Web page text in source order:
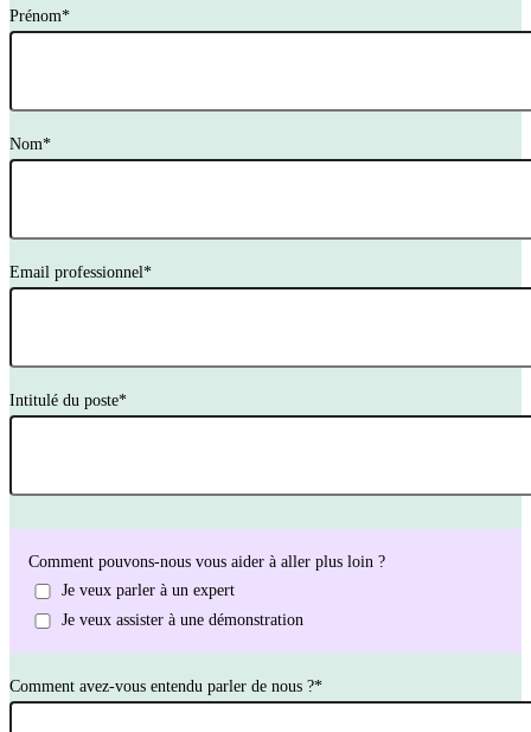
Prénom*
Nom*
Email professionnel*
Intitulé du poste*
Comment pouvons-nous vous aider à aller plus loin ?
Je veux parler à un expert
Je veux assister à une démonstration
Comment avez-vous entendu parler de nous ?*